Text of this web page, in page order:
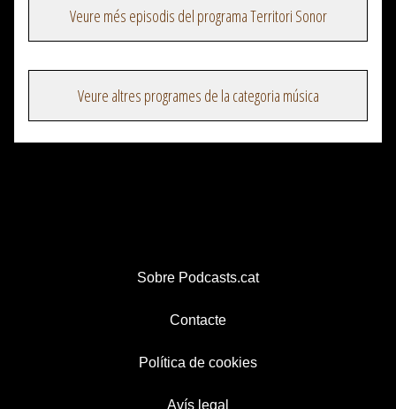
Veure més episodis del programa Territori Sonor
Veure altres programes de la categoria música
Sobre Podcasts.cat
Contacte
Política de cookies
Avís legal